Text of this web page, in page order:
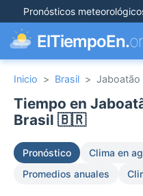
Pronósticos
ElTiempoEn.
Inicio > Brasil > Jaboatão
Tiempo en
Brasil 🇧🇷
Pronóstico Clima en
Promedios anuales